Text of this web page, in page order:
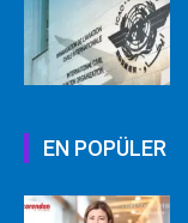
EN POPÜLER